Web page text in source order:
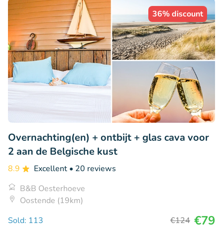
36% discount
Overnachting(en) + ontbijt + glas cava voor
2 aan de Belgische kust
8.9 Excellent • 20 reviews
B&B Oesterhoeve
Oostende (19km)
Sold: 113
€124 €79